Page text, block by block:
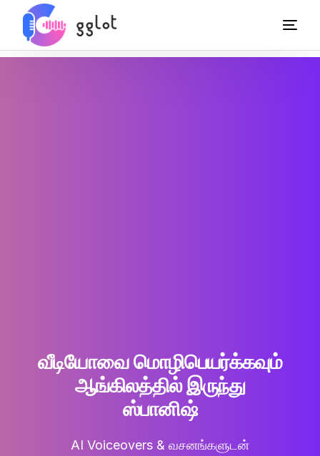
வீடியோவை மொழிபெயர்க்கவும்
ஆங்கிலத்தில் இருந்து
ஸ்பானிஷ்
AI Voiceovers & வசனங்களுடன்